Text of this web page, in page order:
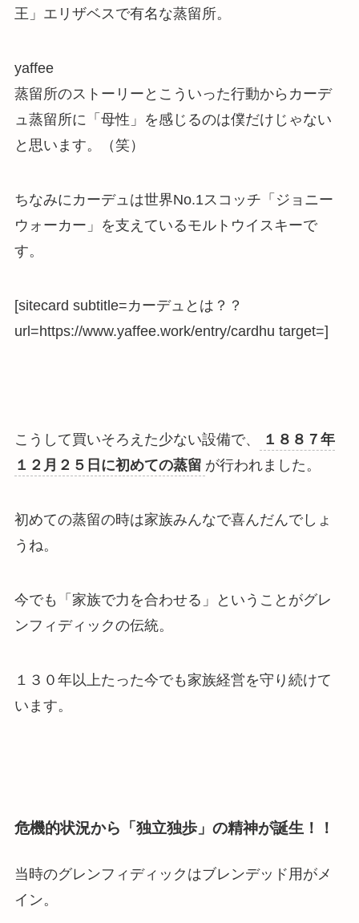
王」エリザベスで有名な蒸留所。
yaffee
蒸留所のストーリーとこういった行動からカーデ
ュ蒸留所に「母性」を感じるのは僕だけじゃない
と思います。（笑）
ちなみにカーデュは世界No.1スコッチ「ジョニー
ウォーカー」を支えているモルトウイスキーで
す。
[sitecard subtitle=カーデュとは？？
url=https://www.yaffee.work/entry/cardhu target=]
こうして買いそろえた少ない設備で、
１８８７年
１２月２５日に初めての蒸留 が行われました。
初めての蒸留の時は家族みんなで喜んだんでしょ
うね。
今でも「家族で力を合わせる」ということがグレ
ンフィディックの伝統。
１３０年以上たった今でも家族経営を守り続けて
います。
危機的状況から「独立独歩」の精神が誕生！！
当時のグレンフィディックはブレンデッド用がメ
イン。